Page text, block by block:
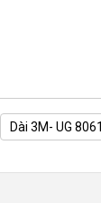
Dài 3M- UG